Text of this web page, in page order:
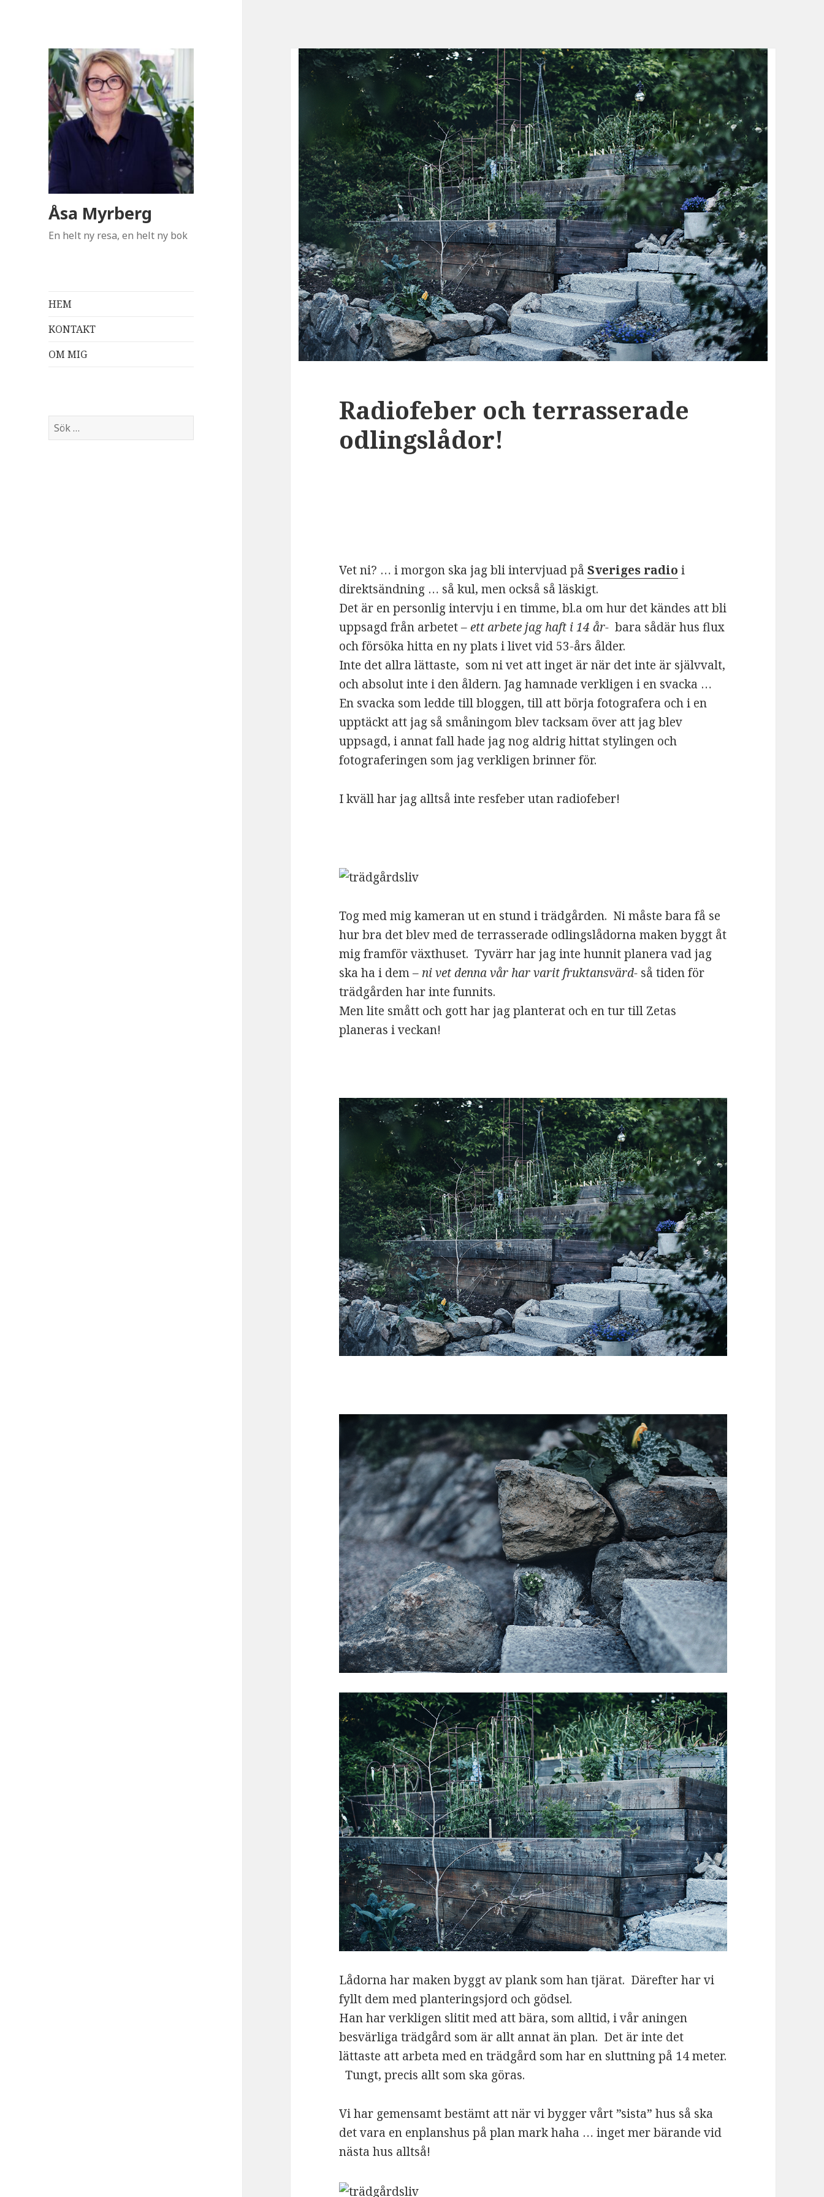
Åsa Myrberg
En helt ny resa, en helt ny bok
HEM
KONTAKT
OM MIG
Sök
efter:
Radiofeber och terrasserade
odlingslådor!
Vet ni? … i morgon ska jag bli intervjuad påSveriges radio i
direktsändning … så kul, men också så läskigt.
Det är en personlig intervju i en timme, bl.a om hur det kändes att bli
uppsagd från arbetet– ett arbete jag haft i 14 år- bara sådär hus flux
och försöka hitta en ny plats i livet vid 53-års ålder.
Inte det allra lättaste, som ni vet att inget är när det inte är självvalt,
och absolut inte i den åldern. Jag hamnade verkligen i en svacka …
En svacka som ledde till bloggen, till att börja fotografera och i en
upptäckt att jag så småningom blev tacksam över att jag blev
uppsagd, i annat fall hade jag nog aldrig hittat stylingen och
fotograferingen som jag verkligen brinner för.
I kväll har jag alltså inte resfeber utan radiofeber!
Tog med mig kameran ut en stund i trädgården. Ni måste bara få se
hur bra det blev med de terrasserade odlingslådorna maken byggt åt
mig framför växthuset. Tyvärr har jag inte hunnit planera vad jag
ska ha i dem– ni vet denna vår har varit fruktansvärd- så tiden för
trädgården har inte funnits.
Men lite smått och gott har jag planterat och en tur till Zetas
planeras i veckan!
Lådorna har maken byggt av plank som han tjärat. Därefter har vi
fyllt dem med planteringsjord och gödsel.
Han har verkligen slitit med att bära, som alltid, i vår aningen
besvärliga trädgård som är allt annat än plan. Det är inte det
lättaste att arbeta med en trädgård som har en sluttning på 14 meter.
Tungt, precis allt som ska göras.
Vi har gemensamt bestämt att när vi bygger vårt ”sista” hus så ska
det vara en enplanshus på plan mark haha … inget mer bärande vid
nästa hus alltså!